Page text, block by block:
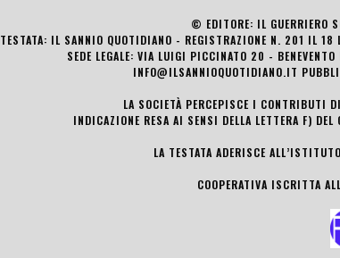
© EDITORE: IL GUERRIERO
TESTATA: IL SANNIO QUOTIDIANO - REGISTRAZIONE N. 201 IL
SEDE LEGALE: VIA LUIGI PICCINATO 20 -
INFO@ILSANNIOQUOTIDIANO.IT
LA SOCIETÀ PERCEPISCE I CONTRIBUTI
INDICAZIONE RESA AI SENSI DELLA LETTERA F)
LA TESTATA ADERISCE
COOPERATIVA ISCRITTA